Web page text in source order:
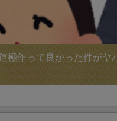
極作って良かった件がヤ